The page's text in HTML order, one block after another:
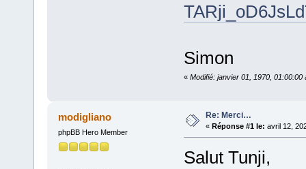
Simon
« Modifié: janvier 01, 1970, 01:00:00
modigliano
phpBB Hero Member
Re: Merci…
« Réponse #1 le: avril 12,
Salut Tunji,